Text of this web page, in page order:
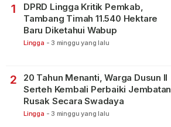
1
DPRD Lingga Kritik Pemkab,
Tambang Timah 11.540 Hektare
Baru Diketahui Wabup
Lingga - 3 minggu yang lalu
2
20 Tahun Menanti, Warga Dusun II
Serteh Kembali Perbaiki Jembatan
Rusak Secara Swadaya
Lingga - 3 minggu yang lalu